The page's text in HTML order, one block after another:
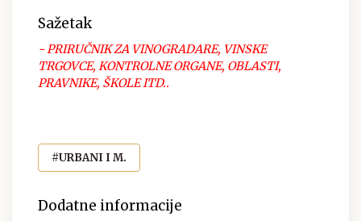
Sažetak
- PRIRUČNIK ZA VINOGRADARE, VINSKE
TRGOVCE, KONTROLNE ORGANE, OBLASTI,
PRAVNIKE, ŠKOLE ITD..
#URBANI I M.
Dodatne informacije